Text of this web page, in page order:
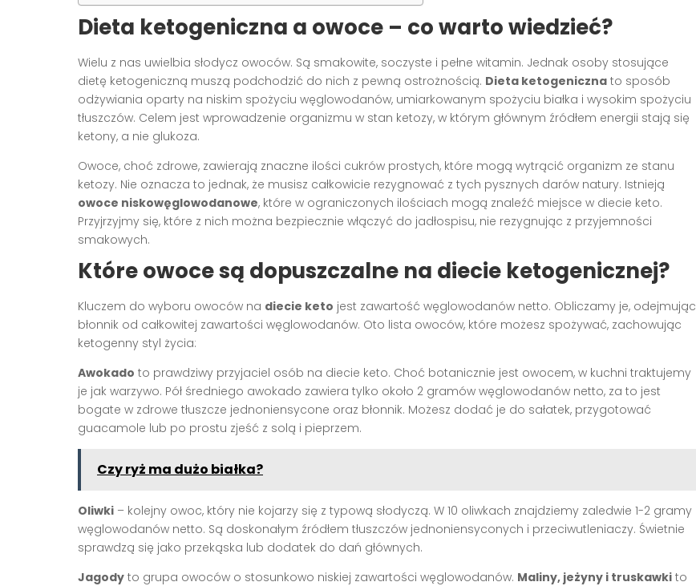
Dieta ketogeniczna a owoce – co warto wiedzieć?
Wielu z nas uwielbia słodycz owoców. Są smakowite, soczyste i pełne witamin. Jednak osoby stosujące
dietę ketogeniczną muszą podchodzić do nich z pewną ostrożnością. Dieta ketogeniczna to sposób
odżywiania oparty na niskim spożyciu węglowodanów, umiarkowanym spożyciu białka i wysokim spożyciu
tłuszczów. Celem jest wprowadzenie organizmu w stan ketozy, w którym głównym źródłem energii stają się
ketony, a nie glukoza.
Owoce, choć zdrowe, zawierają znaczne ilości cukrów prostych, które mogą wytrącić organizm ze stanu
ketozy. Nie oznacza to jednak, że musisz całkowicie rezygnować z tych pysznych darów natury. Istnieją
owoce niskowęglowodanowe, które w ograniczonych ilościach mogą znaleźć miejsce w diecie keto.
Przyjrzyjmy się, które z nich można bezpiecznie włączyć do jadłospisu, nie rezygnując z przyjemności
smakowych.
Które owoce są dopuszczalne na diecie ketogenicznej?
Kluczem do wyboru owoców na diecie keto jest zawartość węglowodanów netto. Obliczamy je, odejmując
błonnik od całkowitej zawartości węglowodanów. Oto lista owoców, które możesz spożywać, zachowując
ketogenny styl życia:
Awokado to prawdziwy przyjaciel osób na diecie keto. Choć botanicznie jest owocem, w kuchni traktujemy
je jak warzywo. Pół średniego awokado zawiera tylko około 2 gramów węglowodanów netto, za to jest
bogate w zdrowe tłuszcze jednoniensycone oraz błonnik. Możesz dodać je do sałatek, przygotować
guacamole lub po prostu zjeść z solą i pieprzem.
Czy ryż ma dużo białka?
Oliwki – kolejny owoc, który nie kojarzy się z typową słodyczą. W 10 oliwkach znajdziemy zaledwie 1-2 gramy
węglowodanów netto. Są doskonałym źródłem tłuszczów jednoniensyconych i przeciwutleniaczy. Świetnie
sprawdzą się jako przekąska lub dodatek do dań głównych.
Jagody to grupa owoców o stosunkowo niskiej zawartości węglowodanów. Maliny, jeżyny i truskawki to